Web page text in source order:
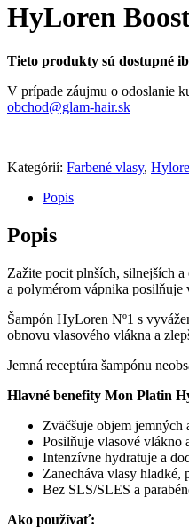
HyLoren
Tieto produkty sú dostupné
V prípade záujmu o odoslanie
obchod@glam-hair.sk
Kategórií: Farbené vlasy,
Popis
Popis
Zažite pocit plnších, silnejších
a polymérom vápnika posilňuje
Šampón HyLoren Nº1 s
obnovu vlasového vlákna a
Jemná receptúra šampónu
Hlavné benefity Mon Platin
Zväčšuje objem jemných
Posilňuje vlasové vlákno
Intenzívne hydratuje a
Zanecháva vlasy hladké,
Bez SLS/SLES a
Ako používať: